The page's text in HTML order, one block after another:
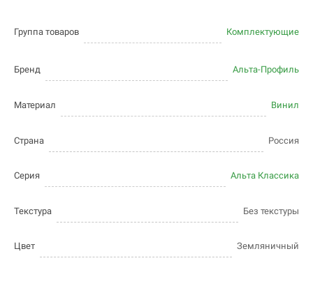
Группа товаров Комплектующие
Бренд Альта-Профиль
Материал Винил
Страна Россия
Серия Альта Классика
Текстура Без текстуры
Цвет Земляничный